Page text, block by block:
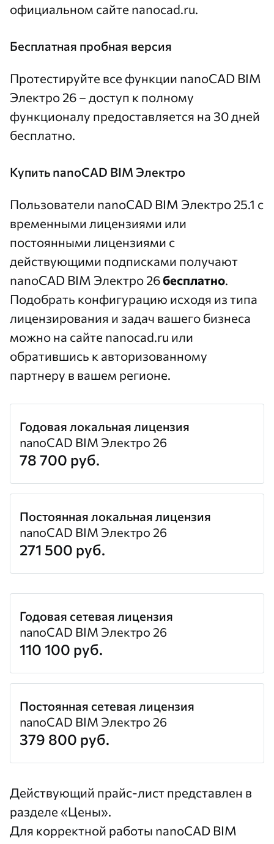
официальном сайте nanocad.ru.
Бесплатная пробная версия
Протестируйте все функции nanoCAD BIM
Электро 26 – доступ к полному
функционалу предоставляется на 30 дней
бесплатно.
Купить nanoCAD BIM Электро
Пользователи nanoCAD BIM Электро 25.1 с
временными лицензиями или
постоянными лицензиями с
действующими подписками получают
nanoCAD BIM Электро 26бесплатно.
Подобрать конфигурацию исходя из типа
лицензирования и задач вашего бизнеса
можно на сайте nanocad.ru или
обратившись к авторизованному
партнеру в вашем регионе.
Годовая локальная лицензия
nanoCAD BIM Электро 26
78 700 руб.
Постоянная локальная лицензия
nanoCAD BIM Электро 26
271 500 руб.
Годовая сетевая лицензия
nanoCAD BIM Электро 26
110 100 руб.
Постоянная сетевая лицензия
nanoCAD BIM Электро 26
379 800 руб.
Действующий прайс-лист представлен в
разделе «Цены».
Для корректной работы nanoCAD BIM